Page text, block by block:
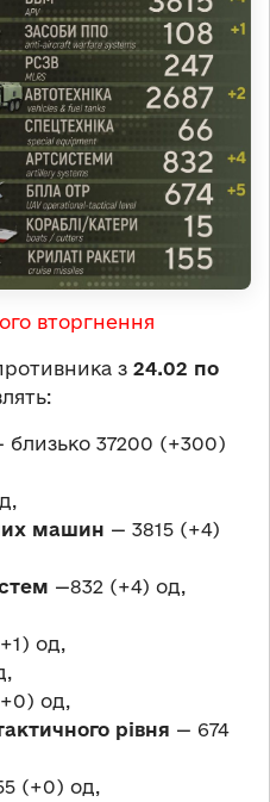
вторгнення
з 24.02 по
близько 37200 (+300)
машин — 3815 (+4)
—832 (+4) од,
од,
од,
рівня — 674
(+0) од,